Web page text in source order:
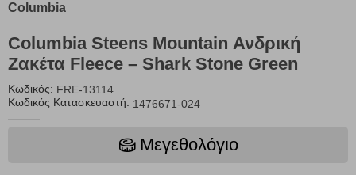
Columbia
Columbia Steens Mountain Ανδρική
Ζακέτα Fleece – Shark Stone Green
Κωδικός: FRE-13114
Κωδικός Κατασκευαστή: 1476671-024
Μεγεθολόγιο